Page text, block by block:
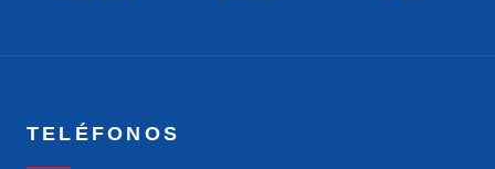
TELÉFONOS